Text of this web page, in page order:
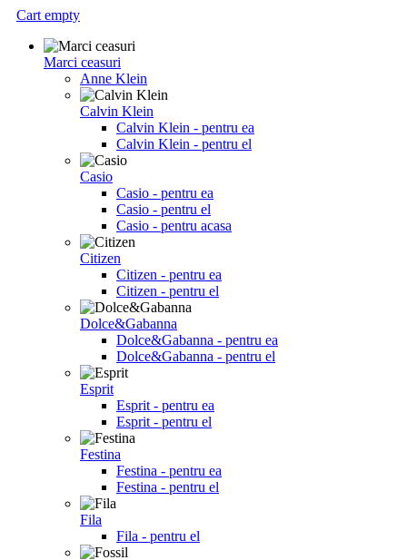
Cart empty
Marci ceasuri
Anne Klein
Calvin Klein
Calvin Klein - pentru ea
Calvin Klein - pentru el
Casio
Casio - pentru ea
Casio - pentru el
Casio - pentru acasa
Citizen
Citizen - pentru ea
Citizen - pentru el
Dolce&Gabanna
Dolce&Gabanna - pentru ea
Dolce&Gabanna - pentru el
Esprit
Esprit - pentru ea
Esprit - pentru el
Festina
Festina - pentru ea
Festina - pentru el
Fila
Fila - pentru el